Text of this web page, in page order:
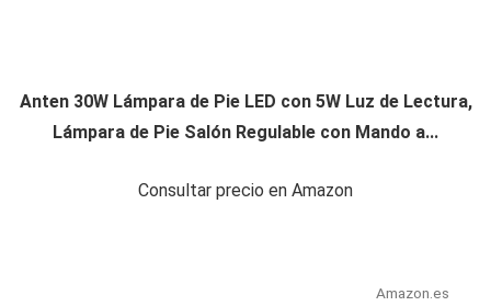
Anten 30W Lámpara de Pie LED con 5W Luz de Lectura,
Lámpara de Pie Salón Regulable con Mando a...
Consultar precio en Amazon
Amazon.es